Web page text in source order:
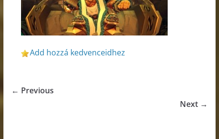
Add hozzá kedvenceidhez
← Previous
Next →